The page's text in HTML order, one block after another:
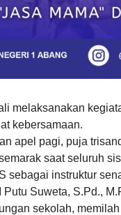
melaksanakan
kebersamaan.
apel pagi, puja
saat seluruh
sebagai instruktur
Suweta, S.Pd.,
sekolah,